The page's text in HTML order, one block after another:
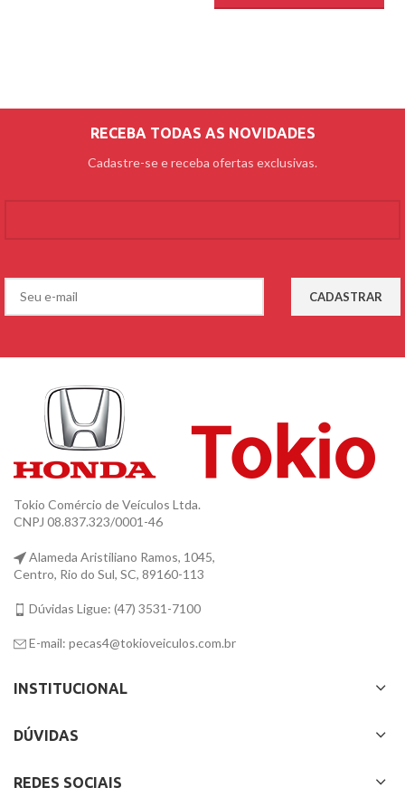
RECEBA TODAS AS NOVIDADES
Cadastre-se e receba ofertas exclusivas.
Tokio Comércio de Veículos Ltda.
CNPJ 08.837.323/0001-46
Alameda Aristiliano Ramos, 1045,
Centro, Rio do Sul, SC, 89160-113
Dúvidas Ligue: (47) 3531-7100
E-mail: pecas4@tokioveiculos.com.br
INSTITUCIONAL
DÚVIDAS
REDES SOCIAIS